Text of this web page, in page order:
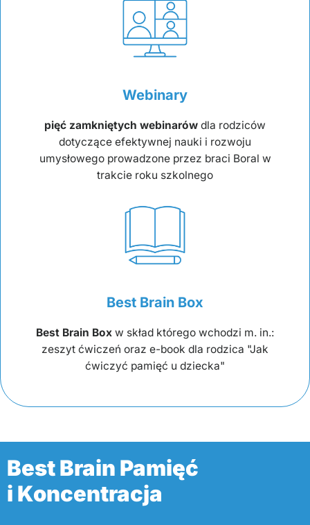
Webinary
pięć zamkniętych webinarów dla rodziców
dotyczące efektywnej nauki i rozwoju
umysłowego prowadzone przez braci Boral w
trakcie roku szkolnego
Best Brain Box
Best Brain Box w skład którego wchodzi m. in.:
zeszyt ćwiczeń oraz e-book dla rodzica "Jak
ćwiczyć pamięć u dziecka"
Best Brain Pamięć
i Koncentracja